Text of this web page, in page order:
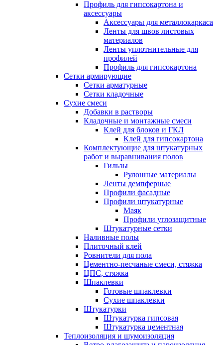
Профиль для гипсокартона и
аксессуары
Аксессуары для металлокаркаса
Ленты для швов листовых
материалов
Ленты уплотнительные для
профилей
Профиль для гипсокартона
Сетки армирующие
Сетки арматурные
Сетки кладочные
Сухие смеси
Добавки в растворы
Кладочные и монтажные смеси
Клей для блоков и ГКЛ
Клей для гипсокартона
Комплектующие для штукатурных
работ и выравнивания полов
Гильзы
Рулонные материалы
Ленты демпферные
Профили фасадные
Профили штукатурные
Маяк
Профили углозащитные
Штукатурные сетки
Наливные полы
Плиточный клей
Ровнители для пола
Цементно-песчаные смеси, стяжка
ЦПС, стяжка
Шпаклевки
Готовые шпаклевки
Сухие шпаклевки
Штукатурки
Штукатурка гипсовая
Штукатурка цементная
Теплоизоляция и шумоизоляция